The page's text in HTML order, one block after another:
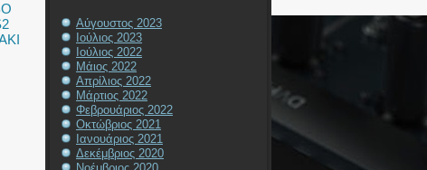
Αύγουστος 2023
Ιούλιος 2023
Ιούλιος 2022
Μάιος 2022
Απρίλιος 2022
Μάρτιος 2022
Φεβρουάριος 2022
Οκτώβριος 2021
Ιανουάριος 2021
Δεκέμβριος 2020